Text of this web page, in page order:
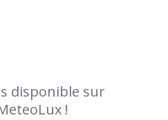
disponible sur
!